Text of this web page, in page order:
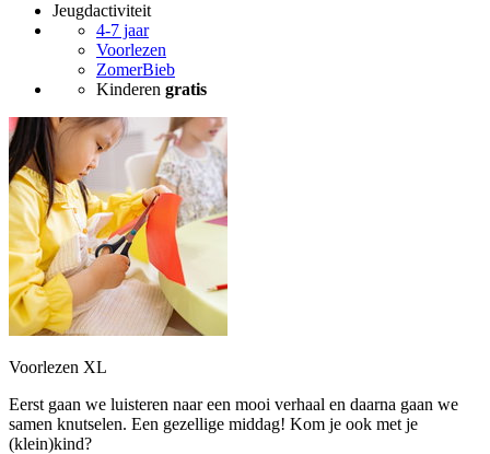
Jeugdactiviteit
4-7 jaar
Voorlezen
ZomerBieb
Kinderen gratis
Voorlezen XL
Eerst gaan we luisteren naar een mooi verhaal en daarna gaan we
samen knutselen. Een gezellige middag! Kom je ook met je
(klein)kind?